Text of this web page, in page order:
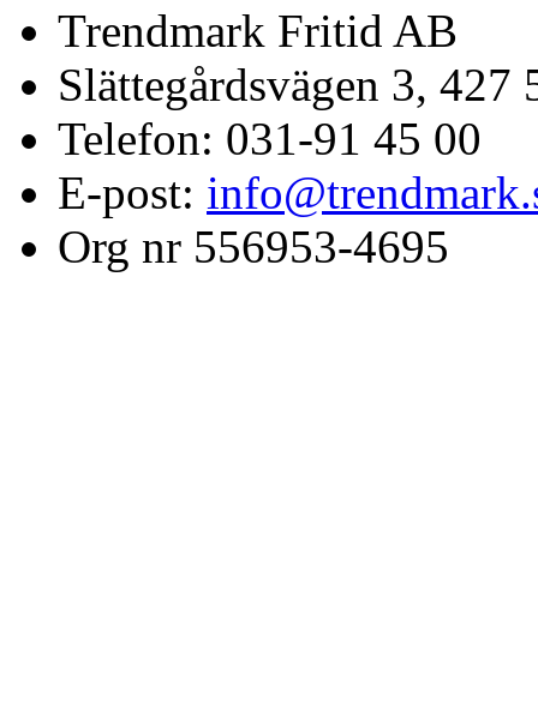
Trendmark Fritid AB
Slättegårdsvägen 3,
Telefon: 031-91 45 00
E-post:
Org nr 556953-4695